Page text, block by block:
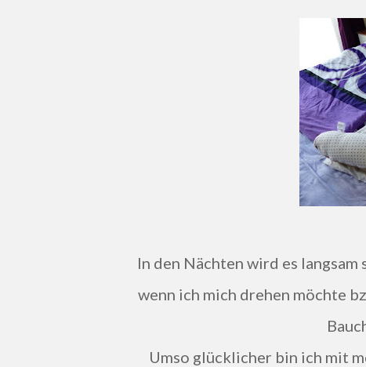
In den Nächten wird es langsam schwer mit Durchschlafen, da ich immer aufwache,
wenn ich mich drehen möchte
Umso glücklicher bin ich mit